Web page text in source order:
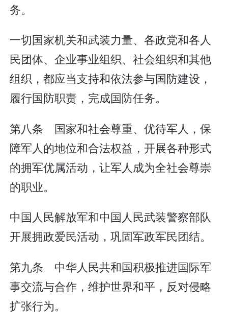
务。
一切国家机关和武装力量、各政党和各人
民团体、企业事业组织、社会组织和其他
组织，都应当支持和依法参与国防建设，
履行国防职责，完成国防任务。
第八条 国家和社会尊重、优待军人，保
障军人的地位和合法权益，开展各种形式
的拥军优属活动，让军人成为全社会尊崇
的职业。
中国人民解放军和中国人民武装警察部队
开展拥政爱民活动，巩固军政军民团结。
第九条 中华人民共和国积极推进国际军
事交流与合作，维护世界和平，反对侵略
扩张行为。